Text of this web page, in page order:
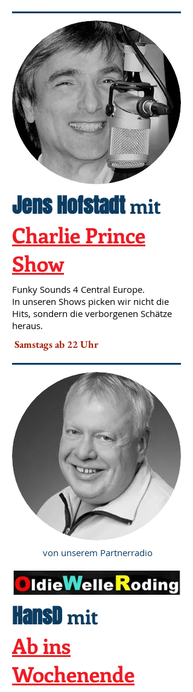
Jens Hofstadtmit
Charlie Prince
Show
Funky Sounds 4 Central Europe.
In unseren Shows picken wir nicht die
Hits, sondern die verborgenen Schätze
heraus.
Samstags ab 22 Uhr
von unserem Partnerradio
HansDmit
Ab ins
Wochenende